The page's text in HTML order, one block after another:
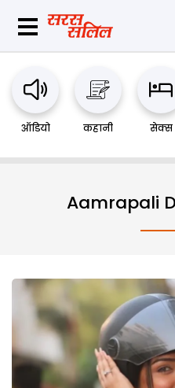
ऑडियो कहानी सेक्स
Aamrapali